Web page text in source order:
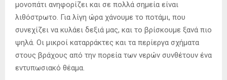
μονοπάτι ανηφορίζει και σε πολλά σημεία είναι
λιθόστρωτο. Για λίγη ώρα χάνουμε το ποτάμι, που
συνεχίζει να κυλάει δεξιά μας, και το βρίσκουμε ξανά πιο
ψηλά. Οι μικροί καταρράκτες και τα περίεργα σχήματα
στους βράχους από την πορεία των νερών συνθέτουν ένα
εντυπωσιακό θέαμα.